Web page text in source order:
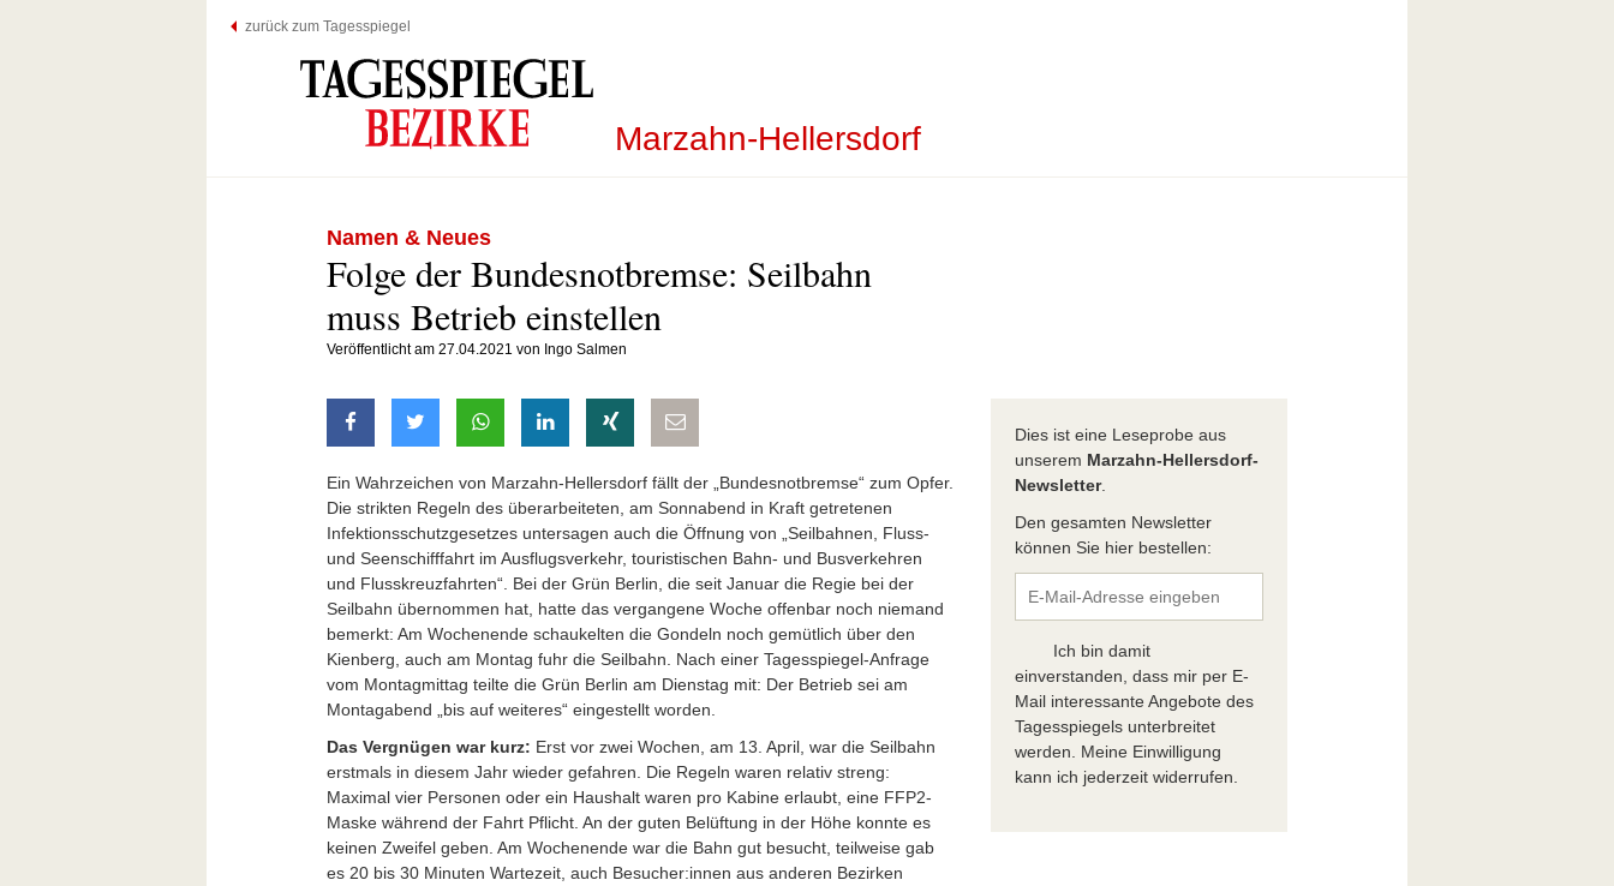
zurück zum Tagesspiegel
Marzahn-Hellersdorf
Namen & Neues
Folge der Bundesnotbremse: Seilbahn
muss Betrieb einstellen
Veröffentlicht am 27.04.2021 von Ingo Salmen
auf Facebook teilen
auf Twitter teilen
mit Whatsapp teilen
auf LinkedIn teilen
auf Xing teilenper E-Mail teilen
Ein Wahrzeichen von Marzahn-Hellersdorf fällt der „Bundesnotbremse“ zum Opfer.
Die strikten Regeln des überarbeiteten, am Sonnabend in Kraft getretenen
Infektionsschutzgesetzes untersagen auch die Öffnung von „Seilbahnen, Fluss-
und Seenschifffahrt im Ausflugsverkehr, touristischen Bahn- und Busverkehren
und Flusskreuzfahrten“. Bei der Grün Berlin, die seit Januar die Regie bei der
Seilbahn übernommen hat, hatte das vergangene Woche offenbar noch niemand
bemerkt: Am Wochenende schaukelten die Gondeln noch gemütlich über den
Kienberg, auch am Montag fuhr die Seilbahn. Nach einer Tagesspiegel-Anfrage
vom Montagmittag teilte die Grün Berlin am Dienstag mit: Der Betrieb sei am
Montagabend „bis auf weiteres“ eingestellt worden.
Das Vergnügen war kurz: Erst vor zwei Wochen, am 13. April, war die Seilbahn
erstmals in diesem Jahr wieder gefahren. Die Regeln waren relativ streng:
Maximal vier Personen oder ein Haushalt waren pro Kabine erlaubt, eine FFP2-
Maske während der Fahrt Pflicht. An der guten Belüftung in der Höhe konnte es
keinen Zweifel geben. Am Wochenende war die Bahn gut besucht, teilweise gab
es 20 bis 30 Minuten Wartezeit, auch Besucher:innen aus anderen Bezirken
Dies ist eine Leseprobe aus
unserem Marzahn-Hellersdorf-
Newsletter.
Den gesamten Newsletter
können Sie hier bestellen:
Ich bin damit
einverstanden, dass mir per E-
Mail interessante Angebote des
Tagesspiegels unterbreitet
werden. Meine Einwilligung
kann ich jederzeit widerrufen.